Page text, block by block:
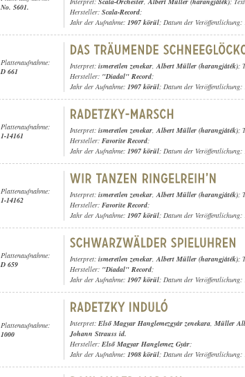
No. 5601.
Hersteller: Scala-Record;
Jahr der Aufnahme: 1907 körül; Datum der Veröffentlichung:
Plattenaufnahme:
D 661
Interpret: ismeretlen zenekar,Albert Müller (harangjáték);
Hersteller: "Diadal" Record;
Jahr der Aufnahme: 1907 körül; Datum der Veröffentlichung:
Plattenaufnahme:
1-14161
Interpret: ismeretlen zenekar,Albert Müller (harangjáték);
Hersteller: Favorite Record;
Jahr der Aufnahme: 1907 körül; Datum der Veröffentlichung:
Plattenaufnahme:
1-14162
Interpret: ismeretlen zenekar,Albert Müller (harangjáték);
Hersteller: Favorite Record;
Jahr der Aufnahme: 1907 körül; Datum der Veröffentlichung:
Plattenaufnahme:
D 659
Interpret: ismeretlen zenekar,Albert Müller (harangjáték);
Hersteller: "Diadal" Record;
Jahr der Aufnahme: 1907 körül; Datum der Veröffentlichung:
Plattenaufnahme:
1000
Interpret: Első Magyar Hanglemezgyár zenekara, Müller
Johann Strauss id.
Hersteller: Első Magyar Hanglemez Gyár;
Jahr der Aufnahme: 1908 körül; Datum der Veröffentlichung: